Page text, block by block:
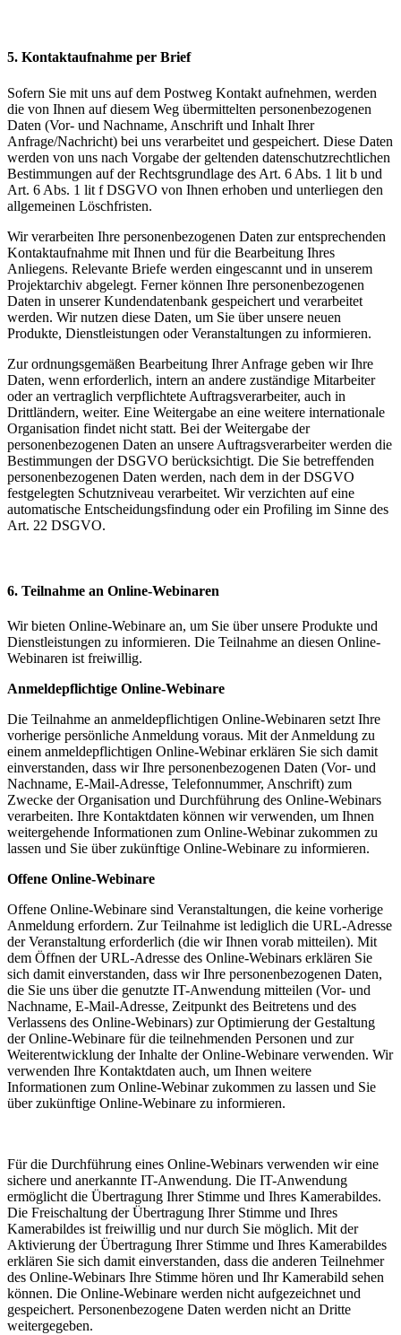
5. Kontaktaufnahme per Brief
Sofern Sie mit uns auf dem Postweg Kontakt aufnehmen, werden
die von Ihnen auf diesem Weg übermittelten personenbezogenen
Daten (Vor- und Nachname, Anschrift und Inhalt Ihrer
Anfrage/Nachricht) bei uns verarbeitet und gespeichert. Diese Daten
werden von uns nach Vorgabe der geltenden datenschutzrechtlichen
Bestimmungen auf der Rechtsgrundlage des Art. 6 Abs. 1 lit b und
Art. 6 Abs. 1 lit f DSGVO von Ihnen erhoben und unterliegen den
allgemeinen Löschfristen.
Wir verarbeiten Ihre personenbezogenen Daten zur entsprechenden
Kontaktaufnahme mit Ihnen und für die Bearbeitung Ihres
Anliegens. Relevante Briefe werden eingescannt und in unserem
Projektarchiv abgelegt. Ferner können Ihre personenbezogenen
Daten in unserer Kundendatenbank gespeichert und verarbeitet
werden. Wir nutzen diese Daten, um Sie über unsere neuen
Produkte, Dienstleistungen oder Veranstaltungen zu informieren.
Zur ordnungsgemäßen Bearbeitung Ihrer Anfrage geben wir Ihre
Daten, wenn erforderlich, intern an andere zuständige Mitarbeiter
oder an vertraglich verpflichtete Auftragsverarbeiter, auch in
Drittländern, weiter. Eine Weitergabe an eine weitere internationale
Organisation findet nicht statt. Bei der Weitergabe der
personenbezogenen Daten an unsere Auftragsverarbeiter werden die
Bestimmungen der DSGVO berücksichtigt. Die Sie betreffenden
personenbezogenen Daten werden, nach dem in der DSGVO
festgelegten Schutzniveau verarbeitet. Wir verzichten auf eine
automatische Entscheidungsfindung oder ein Profiling im Sinne des
Art. 22 DSGVO.
6. Teilnahme an Online-Webinaren
Wir bieten Online-Webinare an, um Sie über unsere Produkte und
Dienstleistungen zu informieren. Die Teilnahme an diesen Online-
Webinaren ist freiwillig.
Anmeldepflichtige Online-Webinare
Die Teilnahme an anmeldepflichtigen Online-Webinaren setzt Ihre
vorherige persönliche Anmeldung voraus. Mit der Anmeldung zu
einem anmeldepflichtigen Online-Webinar erklären Sie sich damit
einverstanden, dass wir Ihre personenbezogenen Daten (Vor- und
Nachname, E-Mail-Adresse, Telefonnummer, Anschrift) zum
Zwecke der Organisation und Durchführung des Online-Webinars
verarbeiten. Ihre Kontaktdaten können wir verwenden, um Ihnen
weitergehende Informationen zum Online-Webinar zukommen zu
lassen und Sie über zukünftige Online-Webinare zu informieren.
Offene Online-Webinare
Offene Online-Webinare sind Veranstaltungen, die keine vorherige
Anmeldung erfordern. Zur Teilnahme ist lediglich die URL-Adresse
der Veranstaltung erforderlich (die wir Ihnen vorab mitteilen). Mit
dem Öffnen der URL-Adresse des Online-Webinars erklären Sie
sich damit einverstanden, dass wir Ihre personenbezogenen Daten,
die Sie uns über die genutzte IT-Anwendung mitteilen (Vor- und
Nachname, E-Mail-Adresse, Zeitpunkt des Beitretens und des
Verlassens des Online-Webinars) zur Optimierung der Gestaltung
der Online-Webinare für die teilnehmenden Personen und zur
Weiterentwicklung der Inhalte der Online-Webinare verwenden. Wir
verwenden Ihre Kontaktdaten auch, um Ihnen weitere
Informationen zum Online-Webinar zukommen zu lassen und Sie
über zukünftige Online-Webinare zu informieren.
Für die Durchführung eines Online-Webinars verwenden wir eine
sichere und anerkannte IT-Anwendung. Die IT-Anwendung
ermöglicht die Übertragung Ihrer Stimme und Ihres Kamerabildes.
Die Freischaltung der Übertragung Ihrer Stimme und Ihres
Kamerabildes ist freiwillig und nur durch Sie möglich. Mit der
Aktivierung der Übertragung Ihrer Stimme und Ihres Kamerabildes
erklären Sie sich damit einverstanden, dass die anderen Teilnehmer
des Online-Webinars Ihre Stimme hören und Ihr Kamerabild sehen
können. Die Online-Webinare werden nicht aufgezeichnet und
gespeichert. Personenbezogene Daten werden nicht an Dritte
weitergegeben.